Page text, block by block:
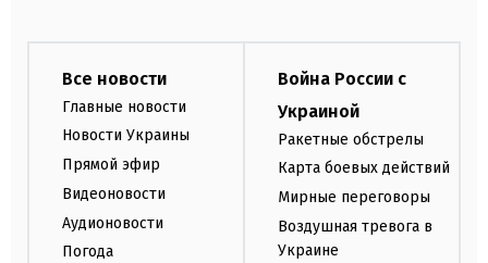
Все новости
Главные новости
Новости Украины
Прямой эфир
Видеоновости
Аудионовости
Погода
Война России с
Украиной
Ракетные обстрелы
Карта боевых действий
Мирные переговоры
Воздушная тревога в
Украине